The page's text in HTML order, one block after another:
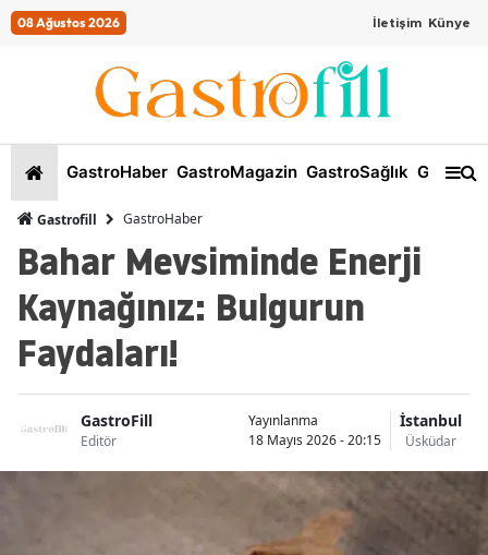
08 Ağustos 2026 İletişim Künye
GastroHaber GastroMagazin GastroSağlık
Gastrofill GastroHaber
Bahar Mevsiminde Enerji
Kaynağınız: Bulgurun
Faydaları!
GastroFill
Editör
Yayınlanma
18 Mayıs 2026 - 20:15
İstanbul
Üsküdar